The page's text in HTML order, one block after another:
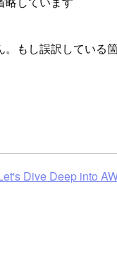
もし誤訳している
Dive Deep into